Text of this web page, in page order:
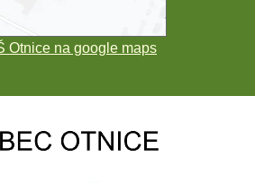
Otnice na google maps